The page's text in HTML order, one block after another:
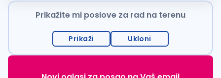
Prikažite mi poslove za rad na terenu
Prikaži Ukloni